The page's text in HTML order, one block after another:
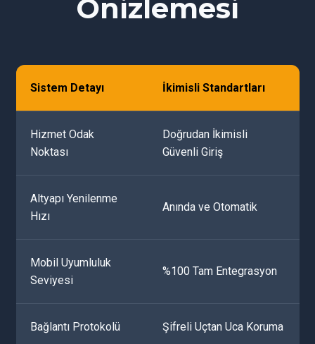
Önizlemesi
Sistem Detayı İkimisli Standartları
Hizmet Odak
Noktası
Doğrudan İkimisli
Güvenli Giriş
Altyapı Yenilenme
Hızı
Anında ve Otomatik
Mobil Uyumluluk
Seviyesi
%100 Tam Entegrasyon
Bağlantı Protokolü Şifreli Uçtan Uca Koruma